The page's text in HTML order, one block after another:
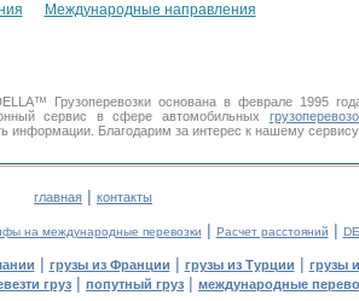
Международные направления
Грузоперевозки основана в феврале 1995
сервис в сфере автомобильных
информации. Благодарим за интерес к нашему
главная | контакты
на международные перевозки | Расчет расстояний |
| грузы из Франции | грузы из Турции | грузы
груз | попутный груз | международные